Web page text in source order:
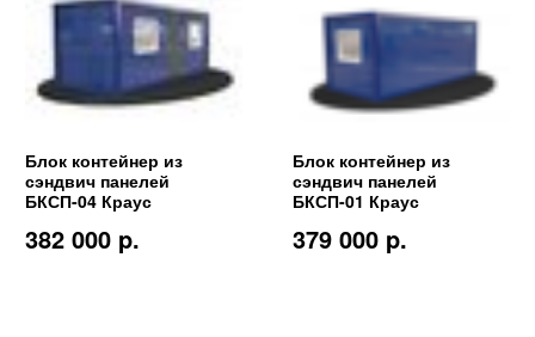
Блок контейнер из
сэндвич панелей
БКСП-04 Краус
382 000 p.
Блок контейнер из
сэндвич панелей
БКСП-01 Краус
379 000 p.